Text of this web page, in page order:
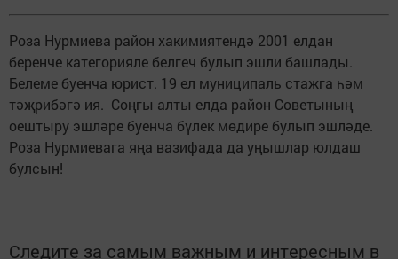
Роза Нурмиева район хакимиятендә 2001 елдан
беренче категорияле белгеч булып эшли башлады.
Белеме буенча юрист. 19 ел муниципаль стажга һәм
тәҗрибәгә ия. Соңгы алты елда район Советының
оештыру эшләре буенча бүлек мөдире булып эшләде.
Роза Нурмиевага яңа вазифада да уңышлар юлдаш
булсын!
Следите за самым важным и интересным в